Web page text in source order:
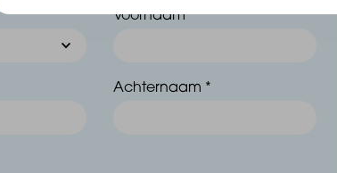
door via de website https://heidestaete.nl/
van Baas Makelaars staat voor je klaar om alle
Voornaam *
Achternaam *